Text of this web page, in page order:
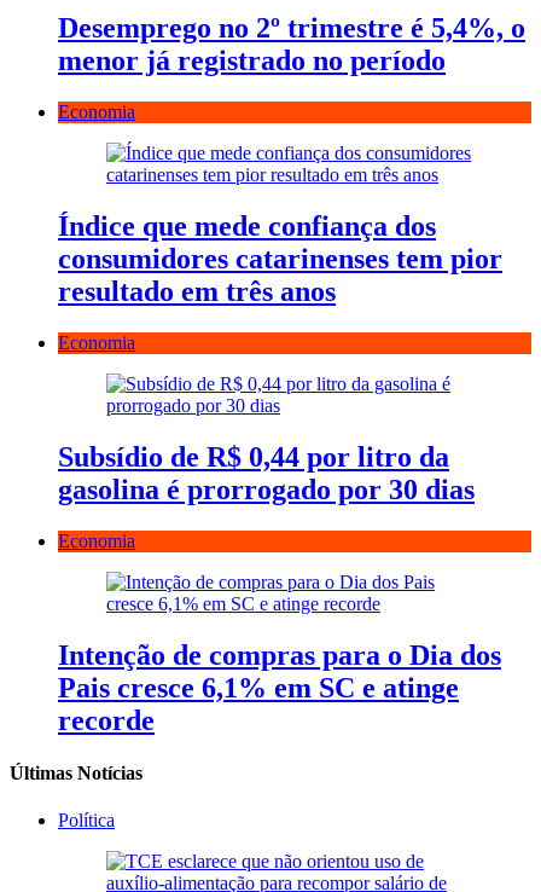
Desemprego no 2º trimestre é 5,4%, o
menor já registrado no período
Economia
Índice que mede confiança dos
consumidores catarinenses tem pior
resultado em três anos
Economia
Subsídio de R$ 0,44 por litro da
gasolina é prorrogado por 30 dias
Economia
Intenção de compras para o Dia dos
Pais cresce 6,1% em SC e atinge
recorde
Últimas Notícias
Política